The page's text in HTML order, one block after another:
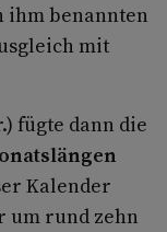
ihm benannten
mit
fügte dann die
Kalender
um rund zehn